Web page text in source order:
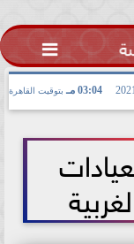

03:04 مـ بتوقيت القاهرة